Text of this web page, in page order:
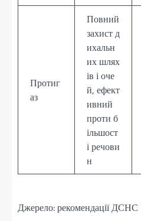
Протиг
аз
Повний
захист д
ихальн
их шлях
ів і оче
й, ефект
ивний
проти б
ільшост
і речови
н
Джерело: рекомендації ДСНС